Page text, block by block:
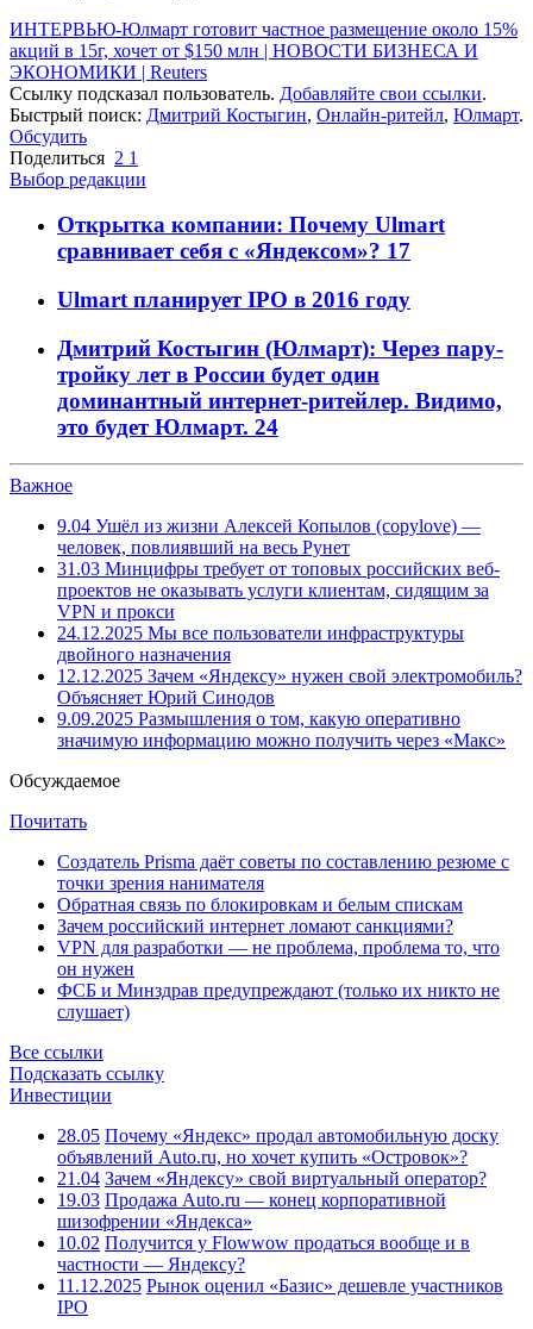
ИНТЕРВЬЮ-Юлмарт готовит частное размещение около 15%
акций в 15г, хочет от $150 млн | НОВОСТИ БИЗНЕСА И
ЭКОНОМИКИ | Reuters
Ссылку подсказал пользователь. Добавляйте свои ссылки.
Быстрый поиск: Дмитрий Костыгин, Онлайн-ритейл, Юлмарт.
Обсудить
Поделиться 2 1
Выбор редакции
Открытка компании: Почему Ulmart
сравнивает себя с «Яндексом»? 17
Ulmart планирует IPO в 2016 году
Дмитрий Костыгин (Юлмарт): Через пару-
тройку лет в России будет один
доминантный интернет-ритейлер. Видимо,
это будет Юлмарт. 24
Важное
9.04 Ушёл из жизни Алексей Копылов (copylove) —
человек, повлиявший на весь Рунет
31.03 Минцифры требует от топовых российских веб-
проектов не оказывать услуги клиентам, сидящим за
VPN и прокси
24.12.2025 Мы все пользователи инфраструктуры
двойного назначения
12.12.2025 Зачем «Яндексу» нужен свой электромобиль?
Объясняет Юрий Синодов
9.09.2025 Размышления о том, какую оперативно
значимую информацию можно получить через «Макс»
Обсуждаемое
Почитать
Создатель Prisma даёт советы по составлению резюме с
точки зрения нанимателя
Обратная связь по блокировкам и белым спискам
Зачем российский интернет ломают санкциями?
VPN для разработки — не проблема, проблема то, что
он нужен
ФСБ и Минздрав предупреждают (только их никто не
слушает)
Все ссылки
Подсказать ссылку
Инвестиции
28.05 Почему «Яндекс» продал автомобильную доску
объявлений Auto.ru, но хочет купить «Островок»?
21.04 Зачем «Яндексу» свой виртуальный оператор?
19.03 Продажа Auto.ru — конец корпоративной
шизофрении «Яндекса»
10.02 Получится у Flowwow продаться вообще и в
частности — Яндексу?
11.12.2025 Рынок оценил «Базис» дешевле участников
IPO